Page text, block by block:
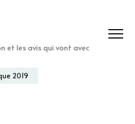
et les avis qui vont avec
2019